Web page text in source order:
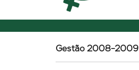
Gestão 2008-2009